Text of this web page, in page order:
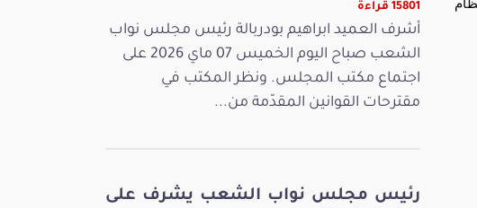
15801 قراءة
أشرف العميد ابراهيم بودربالة رئيس مجلس نواب
الشعب صباح اليوم الخميس 07 ماي 2026 على
اجتماع مكتب المجلس. ونظر المكتب في
مقترحات القوانين المقدّمة من...
رئيس مجلس نواب الشعب يشرف على